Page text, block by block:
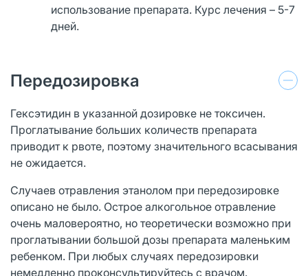
использование препарата. Курс лечения – 5-7
дней.
Передозировка
Гексэтидин в указанной дозировке не токсичен.
Проглатывание больших количеств препарата
приводит к рвоте, поэтому значительного всасывания
не ожидается.
Случаев отравления этанолом при передозировке
описано не было. Острое алкогольное отравление
очень маловероятно, но теоретически возможно при
проглатывании большой дозы препарата маленьким
ребенком. При любых случаях передозировки
немедленно проконсультируйтесь с врачом.